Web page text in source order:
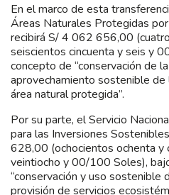
En el marco de esta
Áreas Naturales Protegidas
recibirá S/ 4 062 656,00
seiscientos cincuenta y seis y
concepto de “conservación de
aprovechamiento sostenible
área natural protegida”.
Por su parte, el Servicio
para las Inversiones
628,00 (ochocientos ochenta y
veintiocho y 00/100 Soles),
“conservación y uso sostenible
provisión de servicios